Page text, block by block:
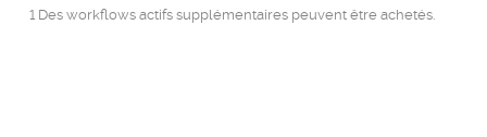
1 Des workflows actifs supplémentaires peuvent être achetés.